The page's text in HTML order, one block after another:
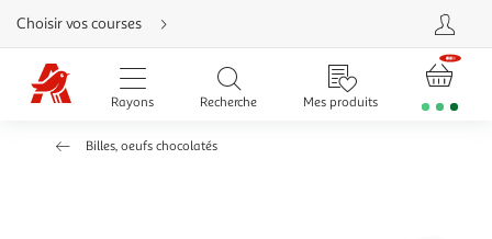
Aller
directement
au
contenu
Aller
directement
Aller
Choisir vos courses
Rayons Recherche Mes produits
Billes, oeufs chocolatés